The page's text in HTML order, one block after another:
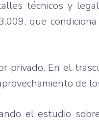
técnicos y
que
privado. En el
de
el estudio